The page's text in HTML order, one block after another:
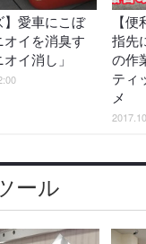
】愛車にこぼ
オイを消臭す
イ消し」
【
指先
の作
ティ
メ
ール